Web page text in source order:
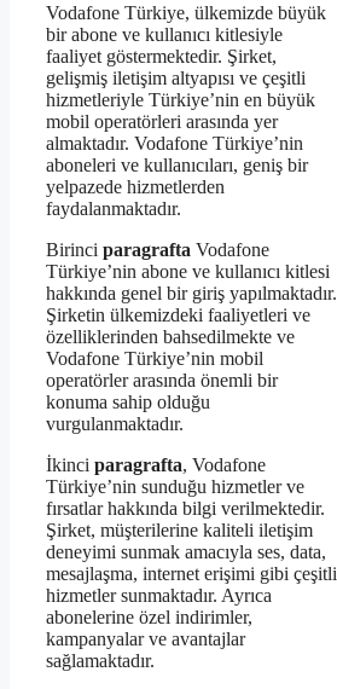
Vodafone Türkiye, ülkemizde büyük
bir abone ve kullanıcı kitlesiyle
faaliyet göstermektedir. Şirket,
gelişmiş iletişim altyapısı ve çeşitli
hizmetleriyle Türkiye’nin en büyük
mobil operatörleri arasında yer
almaktadır. Vodafone Türkiye’nin
aboneleri ve kullanıcıları, geniş bir
yelpazede hizmetlerden
faydalanmaktadır.
Birinci paragrafta Vodafone
Türkiye’nin abone ve kullanıcı kitlesi
hakkında genel bir giriş yapılmaktadır.
Şirketin ülkemizdeki faaliyetleri ve
özelliklerinden bahsedilmekte ve
Vodafone Türkiye’nin mobil
operatörler arasında önemli bir
konuma sahip olduğu
vurgulanmaktadır.
İkinci paragrafta, Vodafone
Türkiye’nin sunduğu hizmetler ve
fırsatlar hakkında bilgi verilmektedir.
Şirket, müşterilerine kaliteli iletişim
deneyimi sunmak amacıyla ses, data,
mesajlaşma, internet erişimi gibi çeşitli
hizmetler sunmaktadır. Ayrıca
abonelerine özel indirimler,
kampanyalar ve avantajlar
sağlamaktadır.